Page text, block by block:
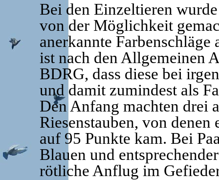
Bei den Einzeltieren
von der Möglichkeit
anerkannte Farbenschläge
ist nach den Allgemeinen
BDRG, dass diese bei
und damit zumindest als
Den Anfang machten drei
Riesenstauben, von
auf 95 Punkte kam. Bei
Blauen und
rötliche Anflug im